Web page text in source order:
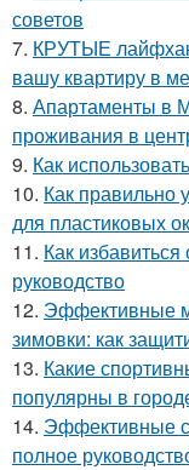
советов
7. КРУТЫЕ
вашу квартиру в
8. Апартаменты в
проживания в
9. Как
10. Как правильно
для пластиковых
11. Как
руководство
12. Эффективные
зимовки: как
13. Какие
популярны в
14. Эффективные
полное